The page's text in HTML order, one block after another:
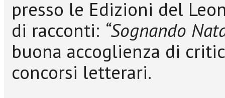
presso le Edizioni del
di racconti: “Sognando
buona accoglienza di
concorsi letterari.